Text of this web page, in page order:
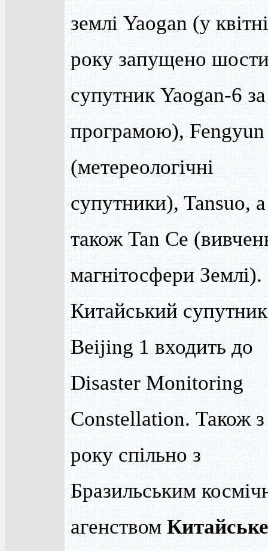
землі Yaogan (у
року запущено
супутник Yaogan-6
програмою), Fengyun
(метереологічні
супутники), Tansuo, а
також Tan Ce
магнітосфери Землі).
Китайський супутник
Beijing 1 входить до
Disaster Monitoring
Constellation. Також
року спільно з
Бразильським
агенством Китайське